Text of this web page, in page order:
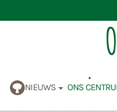
NIEUWS ONS